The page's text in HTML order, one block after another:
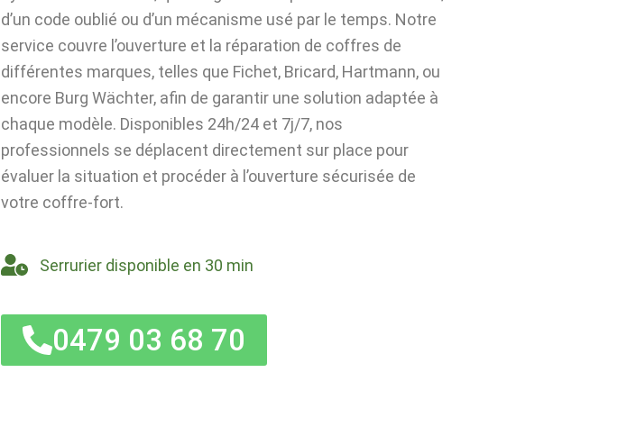
d’un code oublié ou d’un mécanisme usé par le temps. Notre
service couvre l’ouverture et la réparation de coffres de
différentes marques, telles que Fichet, Bricard, Hartmann, ou
encore Burg Wächter, afin de garantir une solution adaptée à
chaque modèle. Disponibles 24h/24 et 7j/7, nos
professionnels se déplacent directement sur place pour
évaluer la situation et procéder à l’ouverture sécurisée de
votre coffre-fort.
Serrurier disponible en 30 min
0479 03 68 70